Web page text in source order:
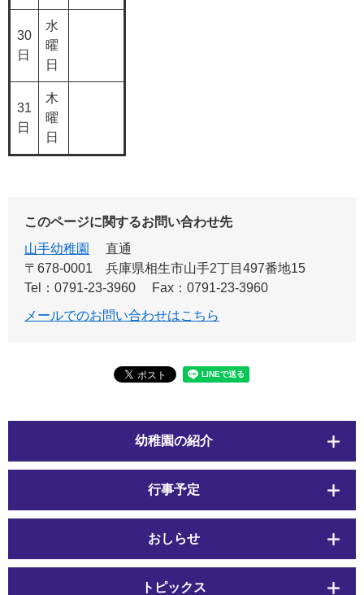
30
日
水
曜
日
31
日
木
曜
日
このページに関するお問い合わせ先
山手幼稚園
直通
〒678-0001
兵庫県相生市山手2丁目497番地15
Tel：0791-23-3960
Fax：0791-23-3960
メールでのお問い合わせはこちら
幼稚園の紹介
行事予定
おしらせ
トピックス